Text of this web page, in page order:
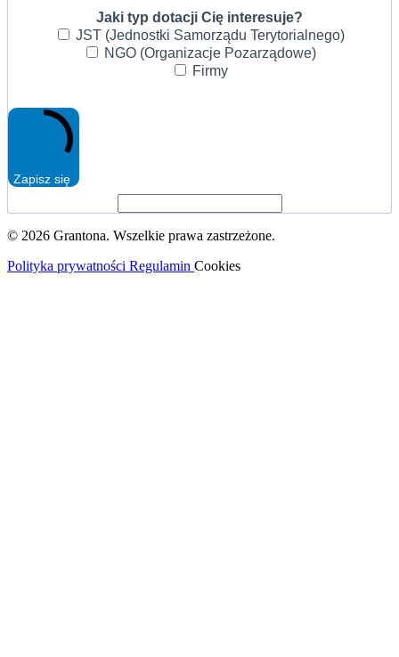
Jaki typ dotacji Cię interesuje?
JST (Jednostki Samorządu Terytorialnego)
NGO (Organizacje Pozarządowe)
Firmy
Zapisz się
© 2026 Grantona. Wszelkie prawa zastrzeżone.
Polityka prywatności Regulamin Cookies